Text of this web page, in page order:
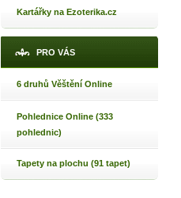
Kartářky na Ezoterika.cz
PRO VÁS
6 druhů Věštění Online
Pohlednice Online (333
pohlednic)
Tapety na plochu (91 tapet)